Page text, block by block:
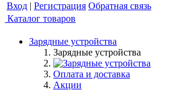
Вход | Регистрация Обратная связь
Каталог товаров
Зарядные устройства
Зарядные устройства
Оплата и доставка
Акции